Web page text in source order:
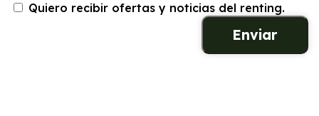
Quiero recibir ofertas y noticias del renting.